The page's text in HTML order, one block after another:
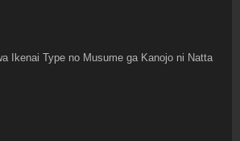
Ikenai Type no Musume ga Kanojo ni Natta